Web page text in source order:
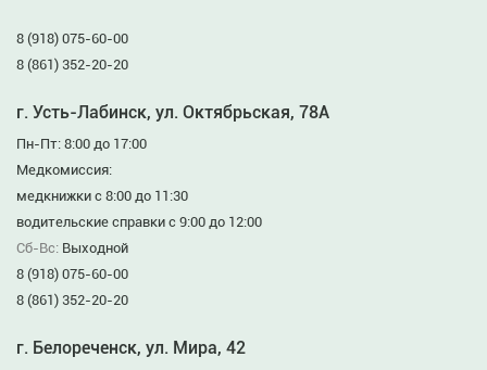
8 (918) 075-60-00
8 (861) 352-20-20
г. Усть-Лабинск, ул. Октябрьская, 78А
Пн-Пт: 8:00 до 17:00
Медкомиссия:
медкнижки с 8:00 до 11:30
водительские справки с 9:00 до 12:00
Сб-Вс: Выходной
8 (918) 075-60-00
8 (861) 352-20-20
г. Белореченск, ул. Мира, 42